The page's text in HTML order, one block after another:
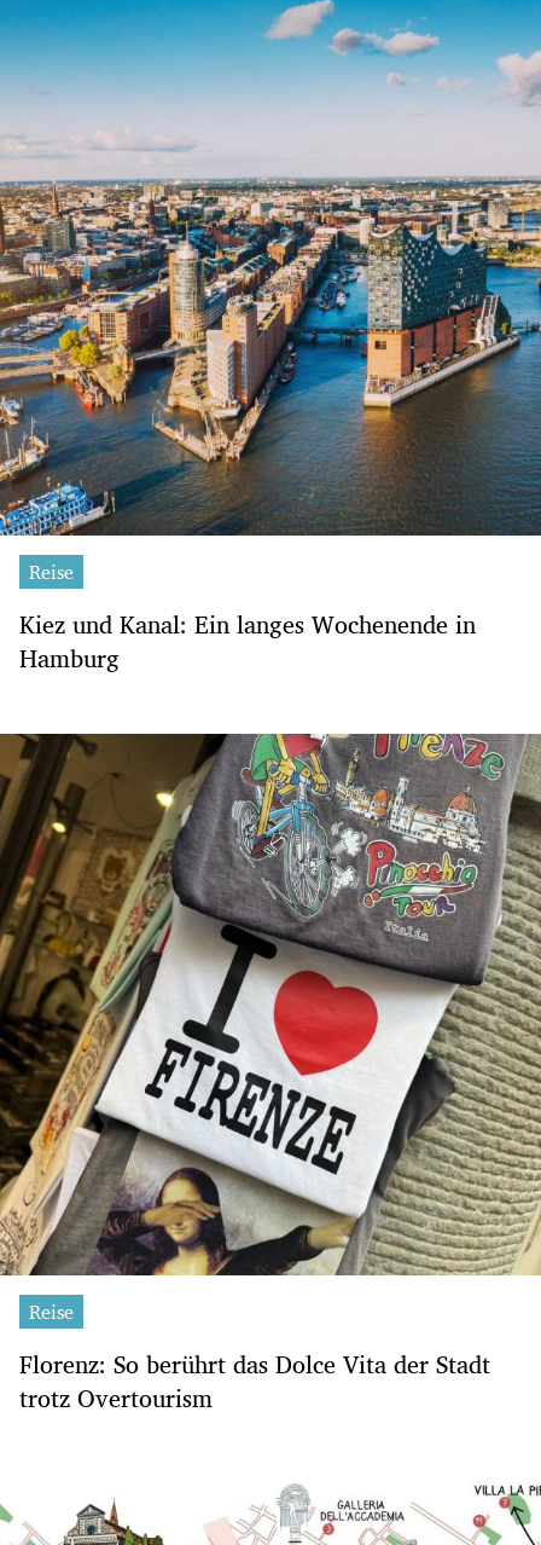
Reise
Kiez und Kanal: Ein langes Wochenende in
Hamburg
Reise
Florenz: So berührt das Dolce Vita der Stadt
trotz Overtourism